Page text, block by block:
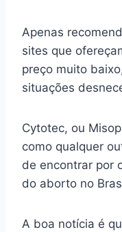
Apenas
sites que
preço muito
situações
Cytotec, ou
como qualquer
de encontrar por
do aborto no
A boa notícia é